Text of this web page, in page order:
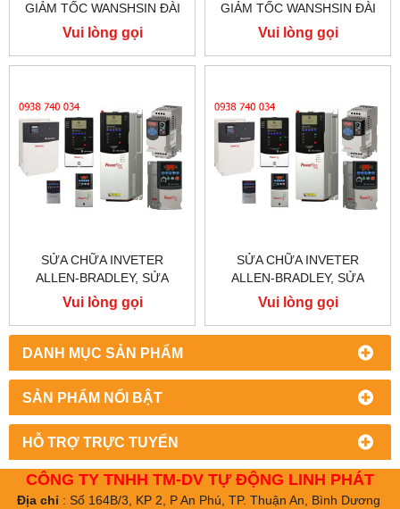
DANH MỤC SẢN PHẨM
SẢN PHẨM NỔI BẬT
HỖ TRỢ TRỰC TUYẾN
GIẢM TỐC WANSHSIN ĐÀI
LOAN 1.5KW 1500W 2HP AC
BA PHA 220 V / 380V
Vui lòng gọi
GIẢM TỐC WANSHSIN ĐÀI
LOAN 1.5KW 1500W 2HP AC
BA PHA 220 V / 380V
Vui lòng gọi
SỬA CHỮA INVETER
ALLEN-BRADLEY, SỬA
CHỮA ALLEN-BRADLEY
POWER FLEX 755
Vui lòng gọi
SỬA CHỮA INVETER
ALLEN-BRADLEY, SỬA
CHỮA ALLEN-BRADLEY
POWER FLEX 753
Vui lòng gọi
CÔNG TY TNHH TM-DV TỰ ĐỘNG LINH PHÁT
Địa chỉ: Số 164B/3, KP 2, P An Phú, TP. Thuận An, Bình Dương